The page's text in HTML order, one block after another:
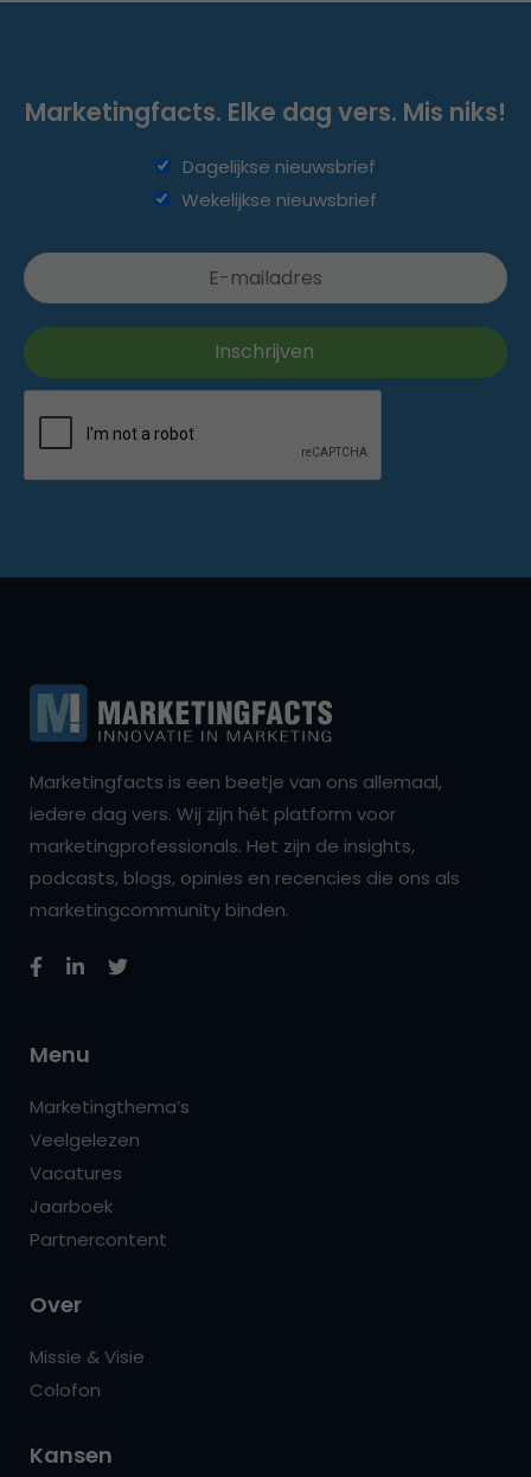
Marketingfacts. Elke dag vers. Mis niks!
Dagelijkse nieuwsbrief
Wekelijkse nieuwsbrief
Marketingfacts is een beetje van ons allemaal,
iedere dag vers. Wij zijn hét platform voor
marketingprofessionals. Het zijn de insights,
podcasts, blogs, opinies en recencies die ons als
marketingcommunity binden.
Menu
Marketingthema’s
Veelgelezen
Vacatures
Jaarboek
Partnercontent
Over
Missie & Visie
Colofon
Kansen